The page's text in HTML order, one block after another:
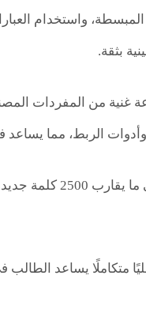
المبسطة، واستخدام
بثقة.
غنية من المفردات
وأدوات الربط، مما
يحتوي الكتاب
متكاملًا يساعد